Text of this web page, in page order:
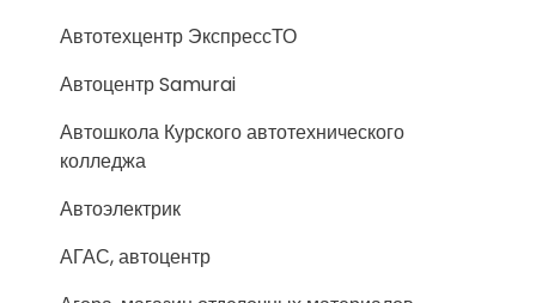
Автотехцентр ЭкспрессТО
Автоцентр Samurai
Автошкола Курского автотехнического
колледжа
Автоэлектрик
АГАС, автоцентр